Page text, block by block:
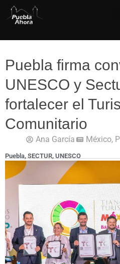
Puebla firma
UNESCO y
fortalecer el
Comunitario
Ana García México,
Puebla, SECTUR, UNESCO